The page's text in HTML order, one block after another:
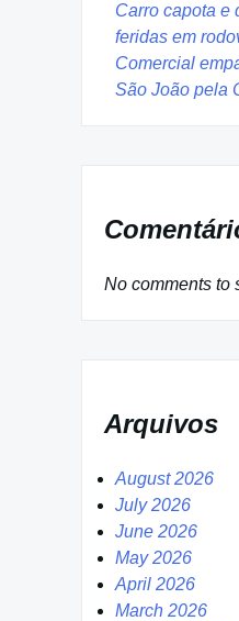
Carro capota e
feridas em
Comercial
São João pela
No comments to
Arquivos
August 2026
July 2026
June 2026
May 2026
April 2026
March 2026